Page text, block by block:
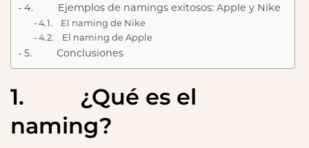
4. Ejemplos de namings exitosos: Apple y Nike
4.1. El naming de Nike
4.2. El naming de Apple
5. Conclusiones
1. ¿Qué es el
naming?